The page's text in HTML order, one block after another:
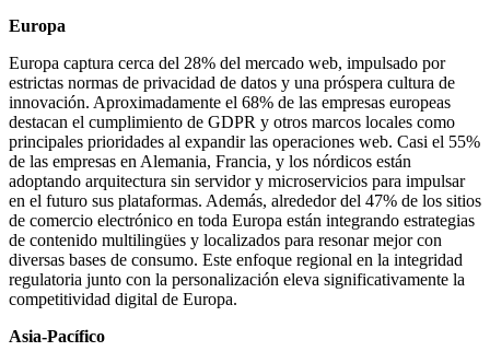
Europa
Europa captura cerca del 28% del mercado web, impulsado por
estrictas normas de privacidad de datos y una próspera cultura de
innovación. Aproximadamente el 68% de las empresas europeas
destacan el cumplimiento de GDPR y otros marcos locales como
principales prioridades al expandir las operaciones web. Casi el 55%
de las empresas en Alemania, Francia, y los nórdicos están
adoptando arquitectura sin servidor y microservicios para impulsar
en el futuro sus plataformas. Además, alrededor del 47% de los sitios
de comercio electrónico en toda Europa están integrando estrategias
de contenido multilingües y localizados para resonar mejor con
diversas bases de consumo. Este enfoque regional en la integridad
regulatoria junto con la personalización eleva significativamente la
competitividad digital de Europa.
Asia-Pacífico